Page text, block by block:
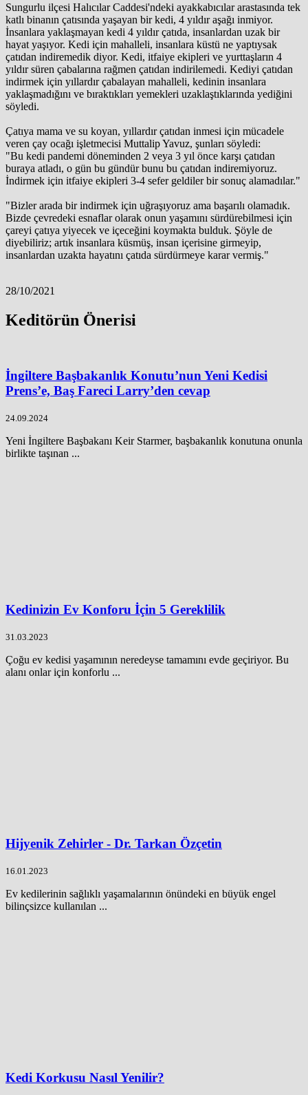
Sungurlu ilçesi Halıcılar Caddesi'ndeki ayakkabıcılar arastasında tek
katlı binanın çatısında yaşayan bir kedi, 4 yıldır aşağı inmiyor.
İnsanlara yaklaşmayan kedi 4 yıldır çatıda, insanlardan uzak bir
hayat yaşıyor. Kedi için mahalleli, insanlara küstü ne yaptıysak
çatıdan indiremedik diyor. Kedi, itfaiye ekipleri ve yurttaşların 4
yıldır süren çabalarına rağmen çatıdan indirilemedi. Kediyi çatıdan
indirmek için yıllardır çabalayan mahalleli, kedinin insanlara
yaklaşmadığını ve bıraktıkları yemekleri uzaklaştıklarında yediğini
söyledi.
Çatıya mama ve su koyan, yıllardır çatıdan inmesi için mücadele
veren çay ocağı işletmecisi Muttalip Yavuz, şunları söyledi:
"Bu kedi pandemi döneminden 2 veya 3 yıl önce karşı çatıdan
buraya atladı, o gün bu gündür bunu bu çatıdan indiremiyoruz.
İndirmek için itfaiye ekipleri 3-4 sefer geldiler bir sonuç alamadılar."
"Bizler arada bir indirmek için uğraşıyoruz ama başarılı olamadık.
Bizde çevredeki esnaflar olarak onun yaşamını sürdürebilmesi için
çareyi çatıya yiyecek ve içeceğini koymakta bulduk. Şöyle de
diyebiliriz; artık insanlara küsmüş, insan içerisine girmeyip,
insanlardan uzakta hayatını çatıda sürdürmeye karar vermiş."
28/10/2021
Keditörün Önerisi
İngiltere Başbakanlık Konutu’nun Yeni Kedisi
Prens’e, Baş Fareci Larry’den cevap
24.09.2024
Yeni İngiltere Başbakanı Keir Starmer, başbakanlık konutuna onunla
birlikte taşınan ...
Kedinizin Ev Konforu İçin 5 Gereklilik
31.03.2023
Çoğu ev kedisi yaşamının neredeyse tamamını evde geçiriyor. Bu
alanı onlar için konforlu ...
Hijyenik Zehirler - Dr. Tarkan Özçetin
16.01.2023
Ev kedilerinin sağlıklı yaşamalarının önündeki en büyük engel
bilinçsizce kullanılan ...
Kedi Korkusu Nasıl Yenilir?